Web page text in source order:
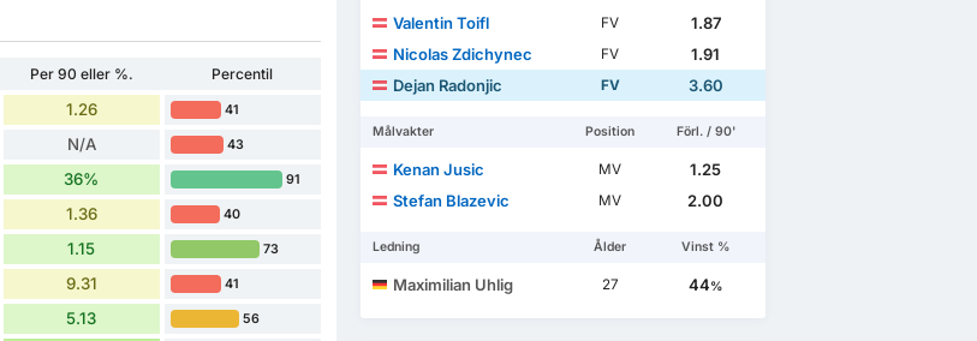
Per 90 eller %.
Percentil
1.26 41
N/A 43
36% 91
1.36 40
1.15 73
9.31 41
5.13 56
Valentin Toifl
FV
1.87
Nicolas Zdichynec
FV
1.91
Dejan Radonjic
FV 3.60
Målvakter Position Förl. / 90'
Kenan Jusic MV
1.25
Stefan Blazevic
MV 2.00
Ledning Ålder Vinst %
Maximilian Uhlig 27 44%